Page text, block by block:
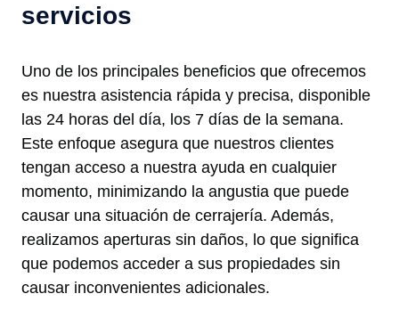
servicios
Uno de los principales beneficios que ofrecemos
es nuestra asistencia rápida y precisa, disponible
las 24 horas del día, los 7 días de la semana.
Este enfoque asegura que nuestros clientes
tengan acceso a nuestra ayuda en cualquier
momento, minimizando la angustia que puede
causar una situación de cerrajería. Además,
realizamos aperturas sin daños, lo que significa
que podemos acceder a sus propiedades sin
causar inconvenientes adicionales.